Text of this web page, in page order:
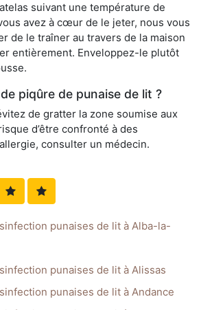
suivant une température de
avez à cœur de le jeter, nous vous
de le traîner au travers de la maison
entièrement. Enveloppez-le plutôt
piqûre de punaise de lit ?
de gratter la zone soumise aux
d’être confronté à des
consulter un médecin.
punaises de lit à Alba-la-
punaises de lit à Alissas
punaises de lit à Andance